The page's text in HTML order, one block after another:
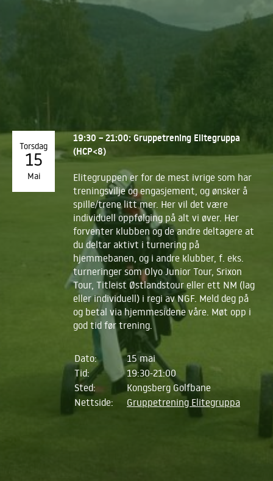
19:30 – 21:00: Gruppetrening Elitegruppa
(HCP<8)
Elitegruppen er for de mest ivrige som har
treningsvilje og engasjement, og ønsker å
spille/trene litt mer. Her vil det være
individuell oppfølging på alt vi øver. Her
forventer klubben og de andre deltagere at
du deltar aktivt i turnering på
hjemmebanen, og i andre klubber, f. eks.
turneringer som Olyo Junior Tour, Srixon
Tour, Titleist Østlandstour eller ett NM (lag
eller individuell) i regi av NGF. Meld deg på
og betal via hjemmesidene våre. Møt opp i
god tid før trening.
Dato:
15 mai
Tid:
19:30-21:00
Sted:
Kongsberg Golfbane
Nettside:
Gruppetrening Elitegruppa
Torsdag
15
Mai